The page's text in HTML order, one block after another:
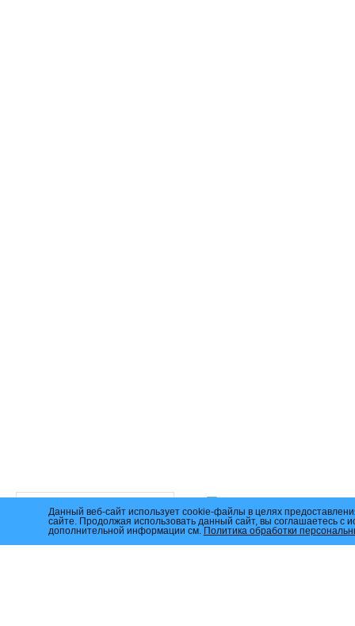
Данный веб-сайт использует cookie-файлы в целях
сайте. Продолжая использовать данный сайт, вы соглашаетесь
дополнительной информации см. Политика обработки